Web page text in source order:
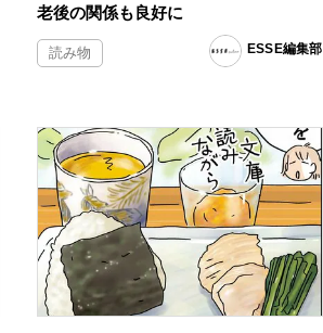
老後の関係も良好に
読み物 ESSE編集部